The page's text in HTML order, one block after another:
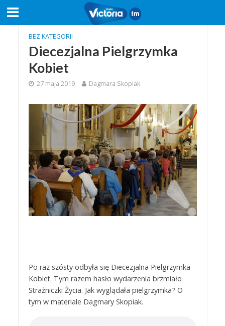
BEZ KATEGORII
Diecezjalna Pielgrzymka
Kobiet
27 maja 2019 Dagmara Skopiak
Po raz szósty odbyła się Diecezjalna Pielgrzymka
Kobiet. Tym razem hasło wydarzenia brzmiało
Strażniczki Życia. Jak wyglądała pielgrzymka? O
tym w materiale Dagmary Skopiak.